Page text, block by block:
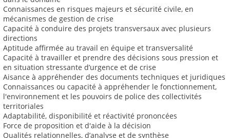
Connaissances en risques majeurs et sécurité civile, en
mécanismes de gestion de crise
Capacité à conduire des projets transversaux avec plusieurs
directions
Aptitude affirmée au travail en équipe et transversalité
Capacité à travailler et prendre des décisions sous pression et
en situation stressante d’urgence et de crise
Aisance à appréhender des documents techniques et juridiques
Connaissances ou capacité à appréhender le fonctionnement,
l'environnement et les pouvoirs de police des collectivités
territoriales
Adaptabilité, disponibilité et réactivité prononcées
Force de proposition et d'aide à la décision
Qualités relationnelles, d’analyse et de synthèse